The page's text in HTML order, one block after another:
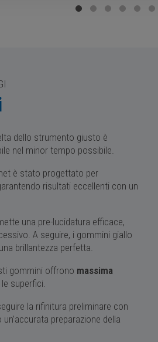
dello strumento giusto è
nel minor tempo possibile.
è stato progettato per
risultati eccellenti con un
una pre-lucidatura efficace,
A seguire, i gommini giallo
brillantezza perfetta.
gommini offrono massima
superfici.
la rifinitura preliminare con
preparazione della